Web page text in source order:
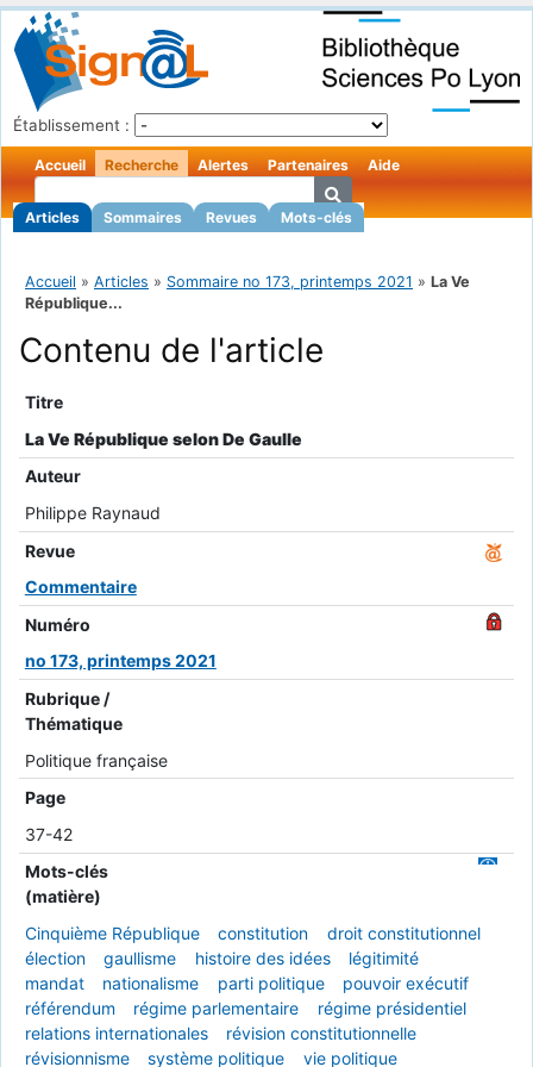
Établissement :
Accueil Recherche
Articles Sommaires Revues Mots-clés
Alertes Partenaires Aide
Accueil » Articles » Sommaire no 173, printemps 2021 » La Ve
République...
Contenu de l'article
Titre
La Ve République selon De Gaulle
Auteur
Philippe Raynaud
Revue
Commentaire
Numéro
no 173, printemps 2021
Rubrique /
Thématique
Politique française
Page
37-42
Mots-clés
(matière)
Cinquième République
constitution
droit constitutionnel
élection
gaullisme histoire des idées
légitimité
mandat
nationalisme parti politique
pouvoir exécutif
référendum
régime parlementaire
régime présidentiel
relations internationales
révision constitutionnelle
révisionnisme
système politique vie politique